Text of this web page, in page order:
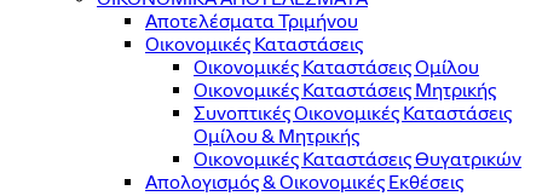
Αποτελέσματα Τριμήνου
Οικονομικές Καταστάσεις
Οικονομικές Καταστάσεις Ομίλου
Οικονομικές Καταστάσεις Μητρικής
Συνοπτικές Οικονομικές Καταστάσεις
Ομίλου & Μητρικής
Οικονομικές Καταστάσεις Θυγατρικών
Απολογισμός & Οικονομικές Εκθέσεις